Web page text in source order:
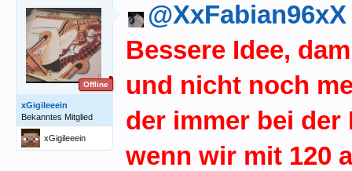
Offline
xGigileeein
Bekanntes Mitglied
xGigileeein
@XxFabian96xX
Bessere Idee,
und nicht noch
der immer bei der
wenn wir mit 120